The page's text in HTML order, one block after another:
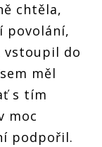
chtěla,
povolání,
vstoupil do
měl
s tím
moc
podpořil.